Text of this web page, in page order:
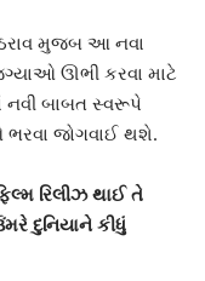
ઠરાવ મુજબ આ નવા
જગ્યાઓ ઊભી કરવા માટે
નવી બાબત સ્વરૂપે
જોગવાઈ થશે.
રિલીઝ થાઈ તે
દુનિયાને કીધું